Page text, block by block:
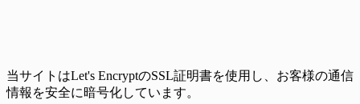
当サイトはLet's EncryptのSSL証明書を使用し、お客様の通信
情報を安全に暗号化しています。